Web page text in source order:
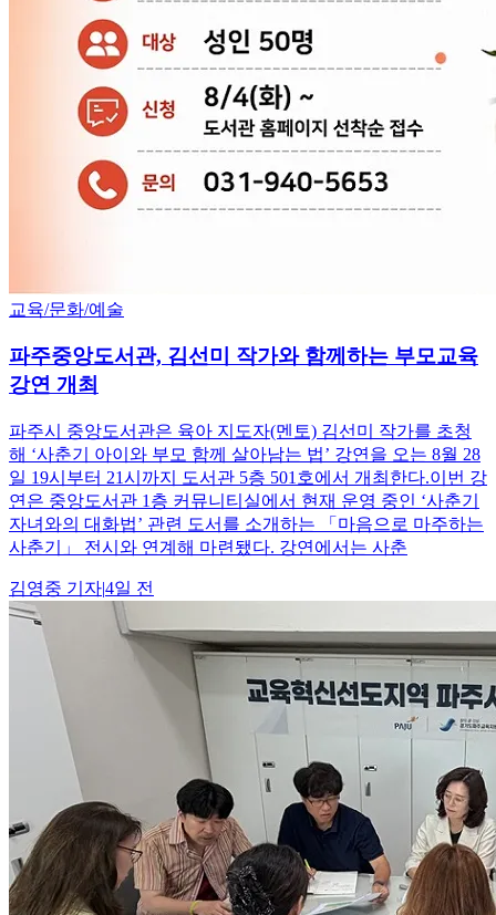
교육/문화/예술
파주중앙도서관, 김선미 작가와 함께하는 부모교육
강연 개최
파주시 중앙도서관은 육아 지도자(멘토) 김선미 작가를 초청
해 ‘사춘기 아이와 부모 함께 살아남는 법’ 강연을 오는 8월 28
일 19시부터 21시까지 도서관 5층 501호에서 개최한다.이번 강
연은 중앙도서관 1층 커뮤니티실에서 현재 운영 중인 ‘사춘기
자녀와의 대화법’ 관련 도서를 소개하는 「마음으로 마주하는
사춘기」 전시와 연계해 마련됐다. 강연에서는 사춘
김영중 기자|4일 전